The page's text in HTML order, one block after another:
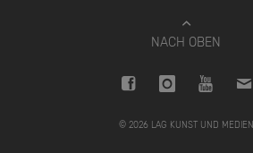
NACH OBEN
© 2026 LAG KUNST UND MEDIEN